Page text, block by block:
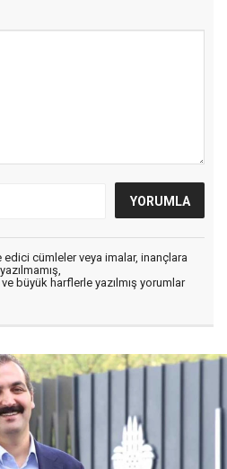
cümleler veya imalar, inançlara
büyük harflerle yazılmış yorumlar